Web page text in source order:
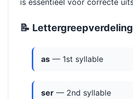
is essentieel voor correcte
📝 Lettergreepverdeling
as — 1st syllable
ser — 2nd syllable